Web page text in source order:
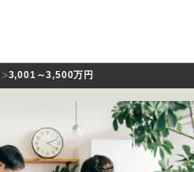
3,001～3,500万円